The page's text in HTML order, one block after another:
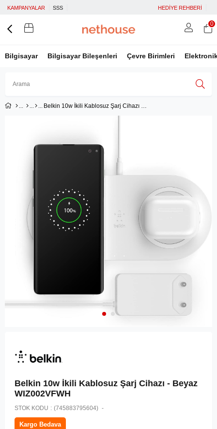
KAMPANYALAR SSS HEDİYE REHBERİ
Bilgisayar Bilgisayar Bileşenleri Çevre Birimleri
Facebook İle Bağlan
0
Belkin 10w İkili Kablosuz Şarj Cihazı - Beyaz WIZ002VFWH
Belkin 10w İkili Kablosuz Şarj Cihazı - Beyaz
WIZ002VFWH
STOK KODU (745883795604)
Kargo Bedava